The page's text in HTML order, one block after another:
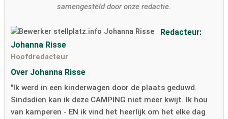
samengesteld door onze redactie.
Redacteur:
Johanna Risse
Hoofdredacteur
Over Johanna Risse
"Ik werd in een kinderwagen door de plaats geduwd.
Sindsdien kan ik deze CAMPING niet meer kwijt. Ik hou
van kamperen - EN ik vind het heerlijk om het elke dag